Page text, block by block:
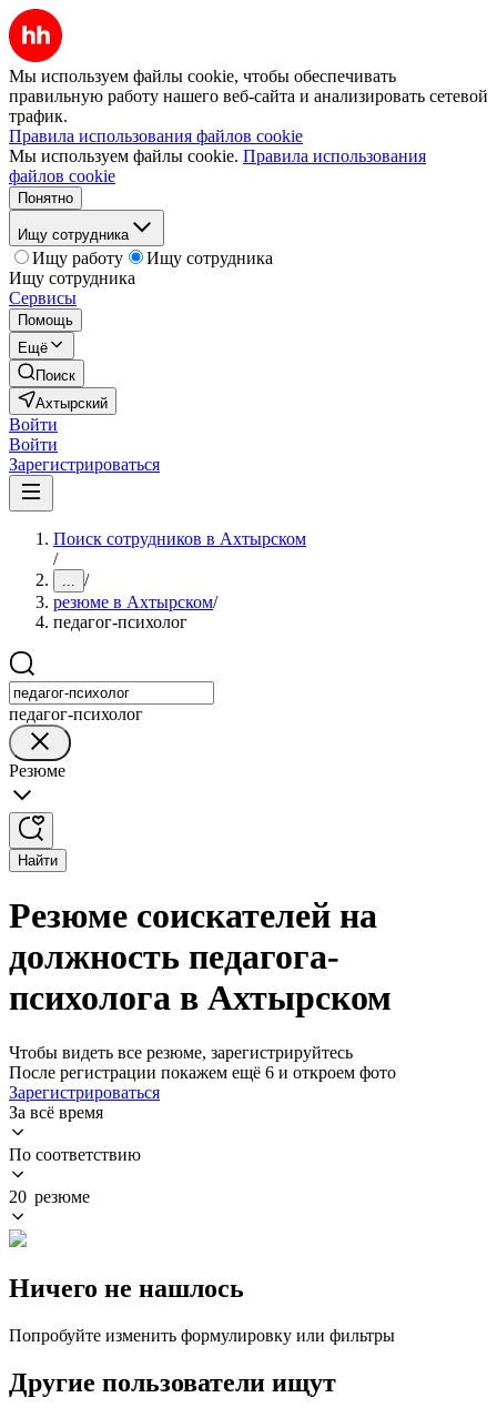
Мы используем файлы cookie, чтобы обеспечивать
правильную работу нашего веб-сайта и анализировать сетевой
трафик.
Правила использования файлов cookie
Мы используем файлы cookie. Правила использования
файлов cookie
Понятно
Ищу сотрудника
Ищу работу
Ищу сотрудника
Ищу сотрудника
Сервисы
Помощь
Ещё
Поиск
Ахтырский
Войти
Войти
Зарегистрироваться
Поиск сотрудников в Ахтырском
/
... /
резюме в Ахтырском/
педагог-психолог
педагог-психолог
Резюме
Найти
Резюме соискателей на
должность педагога-
психолога в Ахтырском
Чтобы видеть все резюме, зарегистрируйтесь
После регистрации покажем ещё 6 и откроем фото
Зарегистрироваться
За всё время
По соответствию
20 резюме
Ничего не нашлось
Попробуйте изменить формулировку или фильтры
Другие пользователи ищут